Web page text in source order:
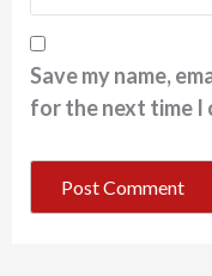
Save my name,
for the next time I